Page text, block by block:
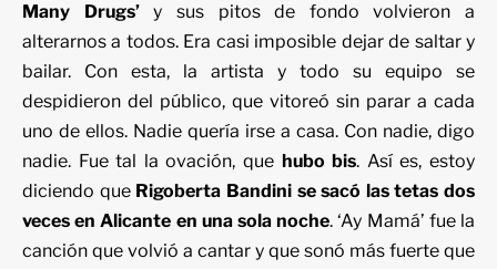
Many Drugs’y sus pitos de fondo volvieron a
alterarnos a todos. Era casi imposible dejar de saltar y
bailar. Con esta, la artista y todo su equipo se
despidieron del público, que vitoreó sin parar a cada
uno de ellos. Nadie quería irse a casa. Con nadie, digo
nadie. Fue tal la ovación, que hubo bis. Así es, estoy
diciendo que Rigoberta Bandini se sacó las tetas dos
veces en Alicante en una sola noche. ‘Ay Mamá’ fue la
canción que volvió a cantar y que sonó más fuerte que